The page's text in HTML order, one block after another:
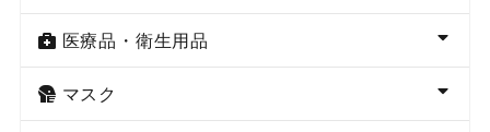
医療品・衛生用品
マスク